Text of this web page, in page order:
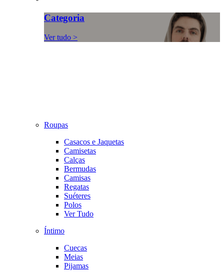
Categoria
Ver tudo >
Roupas
Casacos e Jaquetas
Camisetas
Calças
Bermudas
Camisas
Regatas
Suéteres
Polos
Ver Tudo
Íntimo
Cuecas
Meias
Pijamas